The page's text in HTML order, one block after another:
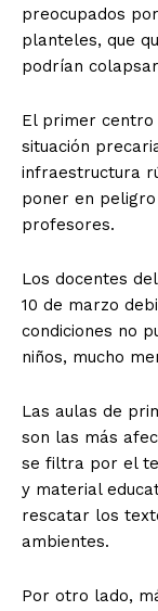
preocupados
planteles, que
podrían
El primer centro
situación
infraestructura
poner en
profesores.
Los docentes
10 de marzo
condiciones no
niños, mucho
Las aulas de
son las más
se filtra por el
y material
rescatar los
ambientes.
Por otro lado,